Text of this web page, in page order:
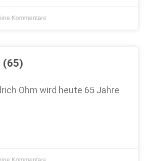
Kommentare
(65)
Ohm wird heute 65 Jahre